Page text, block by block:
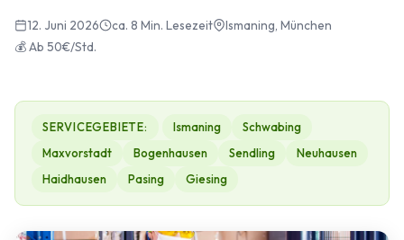
12. Juni 2026 ca. 8 Min. Lesezeit
Ismaning, München
💰 Ab 50€/Std.
SERVICEGEBIETE: Ismaning
Schwabing
Maxvorstadt
Bogenhausen Sendling
Neuhausen
Haidhausen
Pasing Giesing